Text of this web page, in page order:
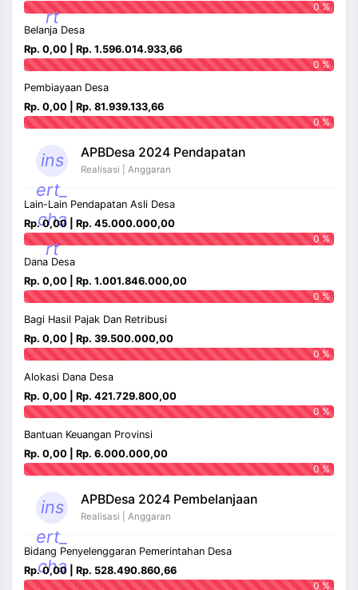
rt
0 %
Belanja Desa
Rp. 0,00 | Rp. 1.596.014.933,66
0 %
Pembiayaan Desa
Rp. 0,00 | Rp. 81.939.133,66
0 %
ins
ert_
cha
rt
APBDesa 2024 Pendapatan
Realisasi | Anggaran
Lain-Lain Pendapatan Asli Desa
Rp. 0,00 | Rp. 45.000.000,00
0 %
Dana Desa
Rp. 0,00 | Rp. 1.001.846.000,00
0 %
Bagi Hasil Pajak Dan Retribusi
Rp. 0,00 | Rp. 39.500.000,00
0 %
Alokasi Dana Desa
Rp. 0,00 | Rp. 421.729.800,00
0 %
Bantuan Keuangan Provinsi
Rp. 0,00 | Rp. 6.000.000,00
0 %
ins
ert_
cha
APBDesa 2024 Pembelanjaan
Realisasi | Anggaran
Bidang Penyelenggaran Pemerintahan Desa
Rp. 0,00 | Rp. 528.490.860,66
0 %